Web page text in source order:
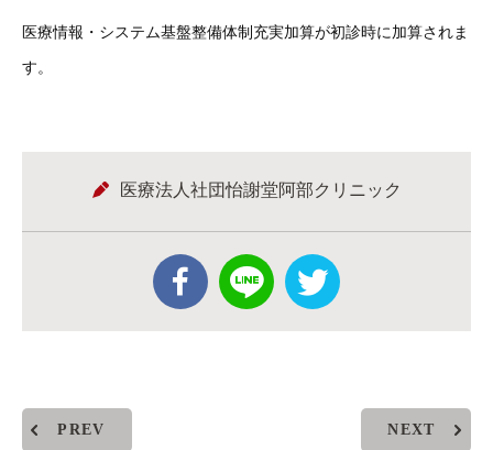
医療情報・システム基盤整備体制充実加算が初診時に加算されま
す。
医療法人社団怡謝堂阿部クリニック
PREV NEXT